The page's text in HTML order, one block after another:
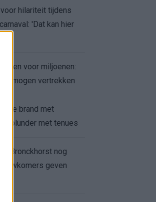
hilariteit tijdens
'Dat kan hier
open voor miljoenen:
mogen vertrekken
de brand met
blunder met tenues
Bronckhorst nog
geven